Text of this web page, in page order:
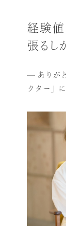
経験値
張るし
— ありが
クター」